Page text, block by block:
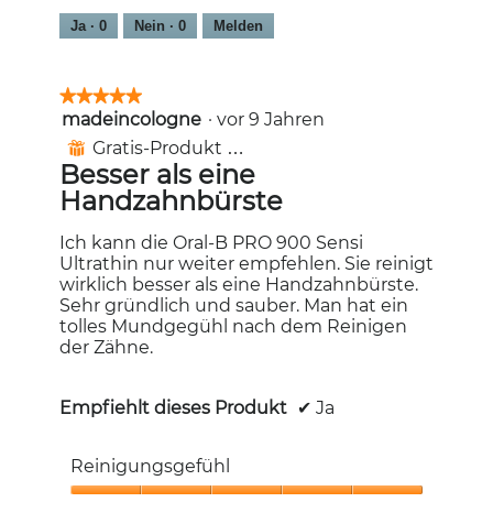
Ja · 0 Nein · 0 Melden
★★★★★
★★★★★
5
von
Sternen.
madeincologne · vor 9 Jahren
⊞ Gratis-Produkt erhalten
Besser als eine
Handzahnbürste
Ich kann die Oral-B PRO 900 Sensi
Ultrathin nur weiter empfehlen. Sie reinigt
wirklich besser als eine Handzahnbürste.
Sehr gründlich und sauber. Man hat ein
tolles Mundgegühl nach dem Reinigen
der Zähne.
Empfiehlt dieses Produkt ✔ Ja
Reinigungsgefühl